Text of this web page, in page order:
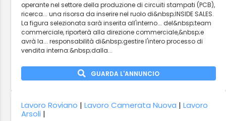
operante nel settore della produzione di circuiti stampati (PCB),
ricerca... una risorsa da inserire nel ruolo di&nbsp;INSIDE SALES.
La figura selezionata sarà inserita all'interno... del&nbsp;team
commerciale, riporterà alla direzione commerciale,&nbsp;e
avrà la... responsabilità di&nbsp;gestire l'intero processo di
vendita interna:&nbsp;dalla...
GUARDA L'ANNUNCIO
Lavoro Roviano |Lavoro Camerata Nuova |Lavoro
Arsoli |